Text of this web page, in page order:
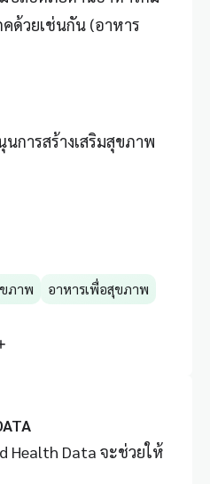
ด้วยเช่นกัน (อาหาร
การสร้างเสริมสุขภาพ
ภาพ
อาหารเพื่อสุขภาพ
Health Data จะช่วยให้